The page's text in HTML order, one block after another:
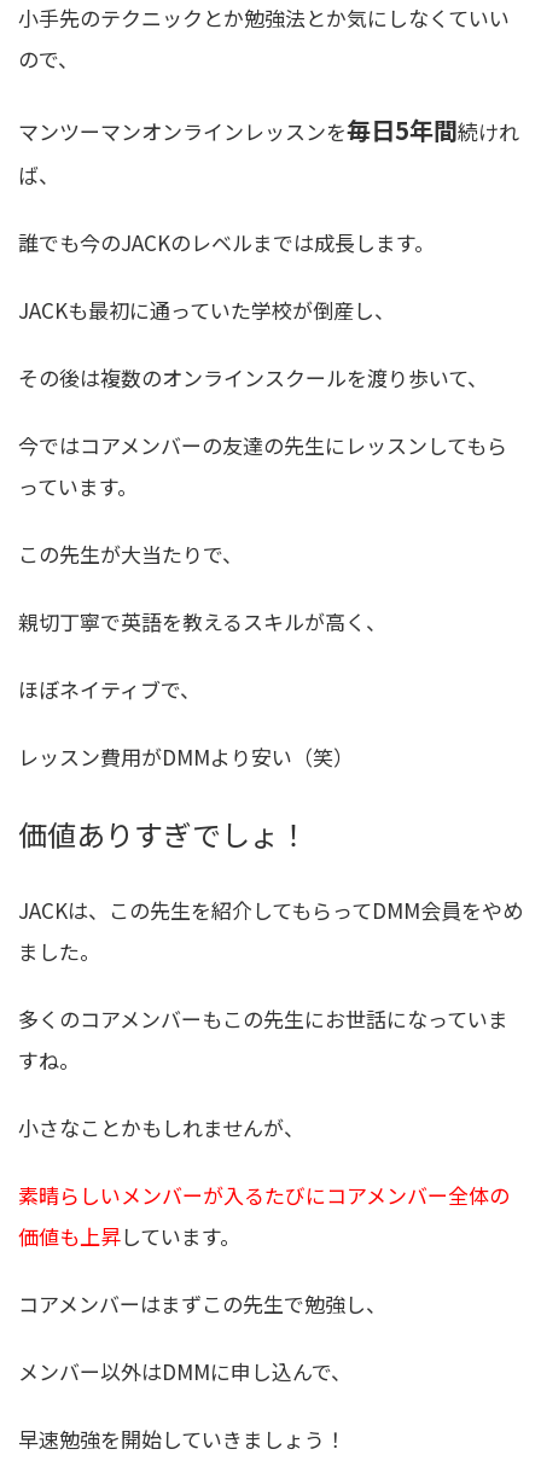
小手先のテクニックとか勉強法とか気にしなくていい
ので、
マンツーマンオンラインレッスンを毎日5年間続けれ
ば、
誰でも今のJACKのレベルまでは成長します。
JACKも最初に通っていた学校が倒産し、
その後は複数のオンラインスクールを渡り歩いて、
今ではコアメンバーの友達の先生にレッスンしてもら
っています。
この先生が大当たりで、
親切丁寧で英語を教えるスキルが高く、
ほぼネイティブで、
レッスン費用がDMMより安い（笑）
価値ありすぎでしょ！
JACKは、この先生を紹介してもらってDMM会員をやめ
ました。
多くのコアメンバーもこの先生にお世話になっていま
すね。
小さなことかもしれませんが、
素晴らしいメンバーが入るたびにコアメンバー全体の
価値も上昇しています。
コアメンバーはまずこの先生で勉強し、
メンバー以外はDMMに申し込んで、
早速勉強を開始していきましょう！